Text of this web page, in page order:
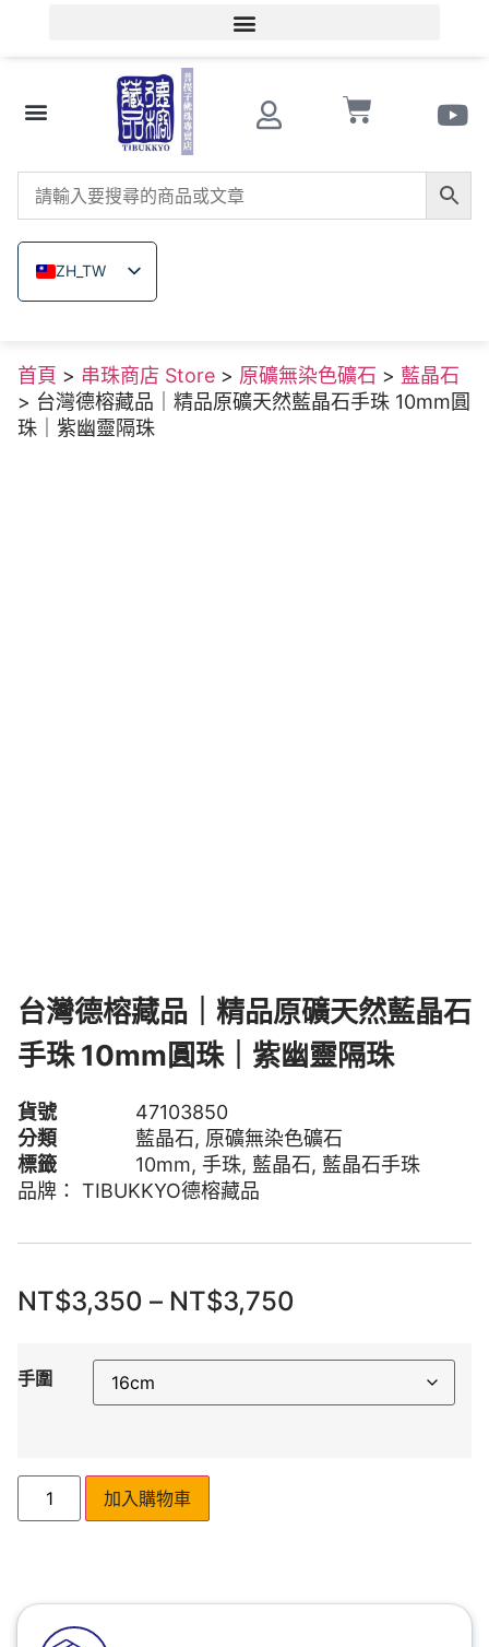
ZH_TW
EN
TH
VI
首頁 > 串珠商店 Store > 原礦無染色礦石 > 藍晶石
> 台灣德榕藏品｜精品原礦天然藍晶石手珠 10mm圓
珠｜紫幽靈隔珠
台灣德榕藏品｜精品原礦天然藍晶石
手珠 10mm圓珠｜紫幽靈隔珠
貨號
47103850
分類
藍晶石, 原礦無染色礦石
標籤
10mm, 手珠, 藍晶石, 藍晶石手珠
品牌： TIBUKKYO德榕藏品
NT$3,350 – NT$3,750
手圍
加入購物車